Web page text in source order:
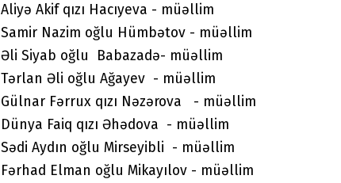
Aliyə Akif qızı Hacıyeva - müəllim
Samir Nazim oğlu Hümbətov - müəllim
Əli Siyab oğlu Babazadə- müəllim
Tərlan Əli oğlu Ağayev - müəllim
Gülnar Fərrux qızı Nəzərova - müəllim
Dünya Faiq qızı Əhədova - müəllim
Sədi Aydın oğlu Mirseyibli - müəllim
Fərhad Elman oğlu Mikayılov - müəllim